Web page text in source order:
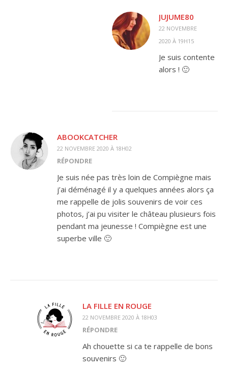
JUJUME80
22 NOVEMBRE
2020 À 19H15
Je suis contente
alors ! 🙂
ABOOKCATCHER
22 NOVEMBRE 2020 À 18H02
RÉPONDRE
Je suis née pas très loin de Compiègne mais
j’ai déménagé il y a quelques années alors ça
me rappelle de jolis souvenirs de voir ces
photos, j’ai pu visiter le château plusieurs fois
pendant ma jeunesse ! Compiègne est une
superbe ville 🙂
LA FILLE EN ROUGE
22 NOVEMBRE 2020 À 18H03
RÉPONDRE
Ah chouette si ca te rappelle de bons
souvenirs 🙂